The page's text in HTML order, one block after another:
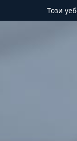
Този